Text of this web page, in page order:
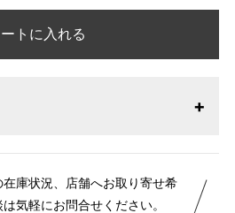
トに入れる
庫状況、店舗へお取り寄せ希
気軽にお問合せください。